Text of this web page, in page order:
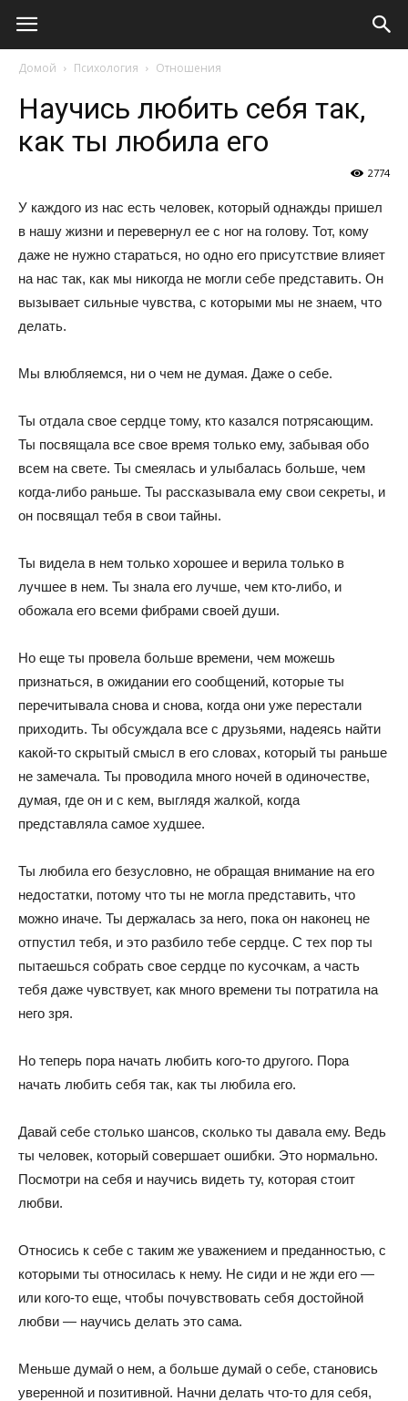
Виолайф
Домой Психология Отношения
Научись любить себя так,
как ты любила его
2774
У каждого из нас есть человек, который однажды пришел
в нашу жизни и перевернул ее с ног на голову. Тот, кому
даже не нужно стараться, но одно его присутствие влияет
на нас так, как мы никогда не могли себе представить. Он
вызывает сильные чувства, с которыми мы не знаем, что
делать.
Мы влюбляемся, ни о чем не думая. Даже о себе.
Ты отдала свое сердце тому, кто казался потрясающим.
Ты посвящала все свое время только ему, забывая обо
всем на свете. Ты смеялась и улыбалась больше, чем
когда-либо раньше. Ты рассказывала ему свои секреты, и
он посвящал тебя в свои тайны.
Ты видела в нем только хорошее и верила только в
лучшее в нем. Ты знала его лучше, чем кто-либо, и
обожала его всеми фибрами своей души.
Но еще ты провела больше времени, чем можешь
признаться, в ожидании его сообщений, которые ты
перечитывала снова и снова, когда они уже перестали
приходить. Ты обсуждала все с друзьями, надеясь найти
какой-то скрытый смысл в его словах, который ты раньше
не замечала. Ты проводила много ночей в одиночестве,
думая, где он и с кем, выглядя жалкой, когда
представляла самое худшее.
Ты любила его безусловно, не обращая внимание на его
недостатки, потому что ты не могла представить, что
можно иначе. Ты держалась за него, пока он наконец не
отпустил тебя, и это разбило тебе сердце. С тех пор ты
пытаешься собрать свое сердце по кусочкам, а часть
тебя даже чувствует, как много времени ты потратила на
него зря.
Но теперь пора начать любить кого-то другого. Пора
начать любить себя так, как ты любила его.
Давай себе столько шансов, сколько ты давала ему. Ведь
ты человек, который совершает ошибки. Это нормально.
Посмотри на себя и научись видеть ту, которая стоит
любви.
Относись к себе с таким же уважением и преданностью, с
которыми ты относилась к нему. Не сиди и не жди его —
или кого-то еще, чтобы почувствовать себя достойной
любви — научись делать это сама.
Меньше думай о нем, а больше думай о себе, становись
уверенной и позитивной. Начни делать что-то для себя,